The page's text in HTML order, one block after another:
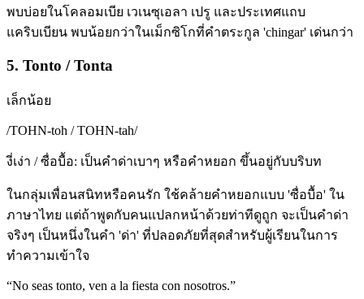
พบบ่อยในโคลอมเบีย เวเนซุเอลา เปรู และประเทศแถบ
แคริบเบียน พบน้อยกว่าในเม็กซิโกที่คำตระกูล 'chingar' เด่นกว่า
5. Tonto / Tonta
เล็กน้อย
/TOHN-toh / TOHN-tah/
งี่เง่า / ซื่อบื้อ: เป็นคำด่าเบาๆ หรือคำหยอก ขึ้นอยู่กับบริบท
ในกลุ่มเพื่อนสนิทหรือคนรัก ใช้คล้ายคำหยอกแบบ 'ซื่อบื้อ' ใน
ภาษาไทย แต่ถ้าพูดกับคนแปลกหน้าด้วยท่าทีดูถูก จะเป็นคำด่า
จริงๆ เป็นหนึ่งในคำ 'ด่า' ที่ปลอดภัยที่สุดสำหรับผู้เรียนในการ
ทำความเข้าใจ
“No seas tonto, ven a la fiesta con nosotros.”